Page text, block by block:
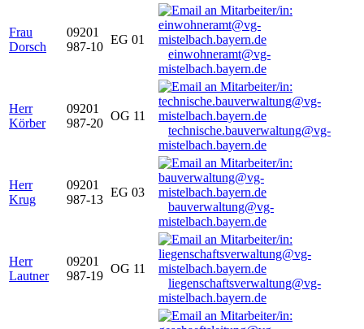
Frau
Dorsch
09201
987-10
EG 01
einwohneramt@vg-
mistelbach.bayern.de
Herr
Körber
09201
987-20
OG 11
technische.bauverwaltung@vg-
mistelbach.bayern.de
Herr
Krug
09201
987-13
EG 03
bauverwaltung@vg-
mistelbach.bayern.de
Herr
Lautner
09201
987-19
OG 11
liegenschaftsverwaltung@vg-
mistelbach.bayern.de